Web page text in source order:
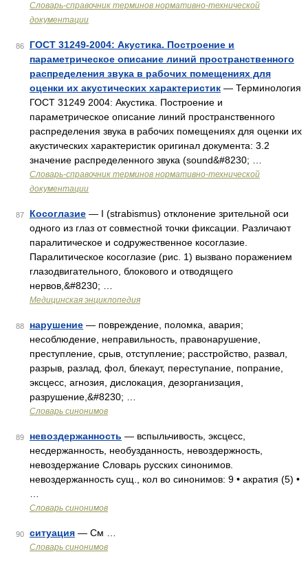
Словарь-справочник терминов нормативно-технической
документации
86
ГОСТ 31249-2004: Акустика. Построение и
параметрическое описание линий пространственного
распределения звука в рабочих помещениях для
оценки их акустических характеристик — Терминология
ГОСТ 31249 2004: Акустика. Построение и
параметрическое описание линий пространственного
распределения звука в рабочих помещениях для оценки их
акустических характеристик оригинал документа: 3.2
значение распределенного звука (sound&#8230; …
Словарь-справочник терминов нормативно-технической
документации
87 Косоглазие — I (strabismus) отклонение зрительной оси
одного из глаз от совместной точки фиксации. Различают
паралитическое и содружественное косоглазие.
Паралитическое косоглазие (рис. 1) вызвано поражением
глазодвигательного, блокового и отводящего
нервов,&#8230; …
Медицинская энциклопедия
88 нарушение — повреждение, поломка, авария;
несоблюдение, неправильность, правонарушение,
преступление, срыв, отступление; расстройство, развал,
разрыв, разлад, фол, блекаут, переступание, попрание,
эксцесс, агнозия, дислокация, дезорганизация,
разрушение,&#8230; …
Словарь синонимов
89 невоздержанность — вспыльчивость, эксцесс,
несдержанность, необузданность, невоздержность,
невоздержание Словарь русских синонимов.
невоздержанность сущ., кол во синонимов: 9 • акратия (5) •
Словарь синонимов
90 ситуация — См …
Словарь синонимов